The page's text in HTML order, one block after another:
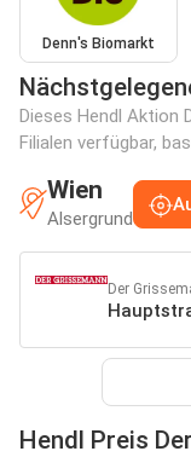
Denn's Biomarkt
Dieses Hendl Aktion
Filialen verfügbar,
Wien
Alsergrund
Der
Hendl Preis